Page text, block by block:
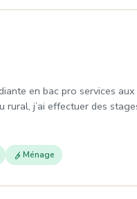
en bac pro services
j’ai effectuer des
Ménage